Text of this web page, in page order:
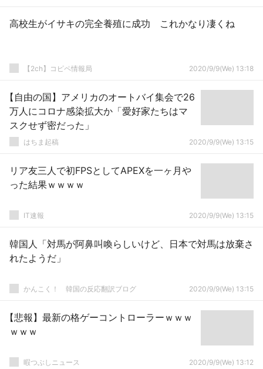
高校生がイサキの完全養殖に成功 これかなり凄くね
【2ch】コピペ情報局 2020/9/9(We) 13:18
【自由の国】アメリカのオートバイ集会で26
万人にコロナ感染拡大か「愛好家たちはマ
スクせず密だった」
はちま起稿 2020/9/9(We) 13:15
リア友三人で初FPSとしてAPEXを一ヶ月や
った結果ｗｗｗｗ
IT速報 2020/9/9(We) 13:15
韓国人「対馬が阿鼻叫喚らしいけど、日本で対馬は放棄さ
れたようだ」
かんこく！ 韓国の反応翻訳ブログ 2020/9/9(We) 13:15
【悲報】最新の格ゲーコントローラーｗｗｗ
ｗｗｗ
暇つぶしニュース 2020/9/9(We) 13:12